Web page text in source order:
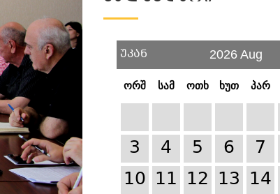
უკან 2026 Aug
ორშ სამ ოთხ ხუთ პარ
3
4 5 6 7
10 11 12 13 14